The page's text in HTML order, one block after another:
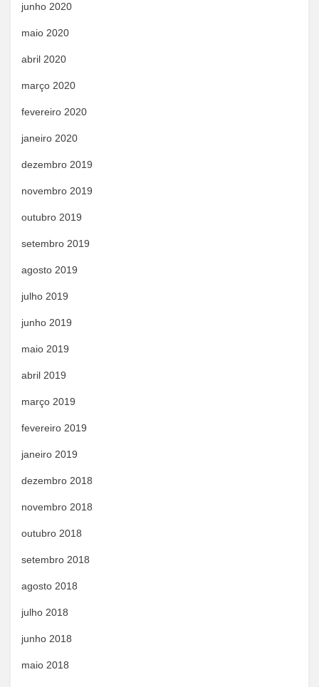
junho 2020
maio 2020
abril 2020
março 2020
fevereiro 2020
janeiro 2020
dezembro 2019
novembro 2019
outubro 2019
setembro 2019
agosto 2019
julho 2019
junho 2019
maio 2019
abril 2019
março 2019
fevereiro 2019
janeiro 2019
dezembro 2018
novembro 2018
outubro 2018
setembro 2018
agosto 2018
julho 2018
junho 2018
maio 2018